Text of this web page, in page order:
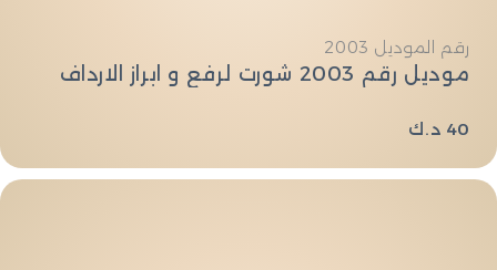
النوع:
رقم الموديل 2003
موديل رقم 2003 شورت لرفع و ابراز الارداف
السعر
40 د.ك